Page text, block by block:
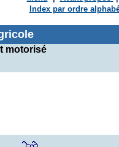
Index par ordre
motorisé